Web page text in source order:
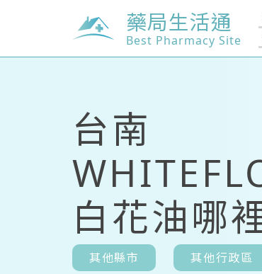
藥局生活通
Best Pharmacy Site
台南
白花油哪
其他縣市 其他行政區